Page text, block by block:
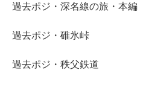
過去ポジ・深名線の旅・本編
過去ポジ・碓氷峠
過去ポジ・秩父鉄道